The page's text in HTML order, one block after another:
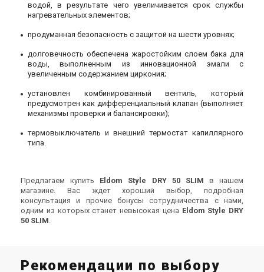
водой, в результате чего увеличивается срок службы
нагревательных элементов;
продуманная безопасность с защитой на шести уровнях;
долговечность обеспечена жаростойким слоем бака для
воды, выполненным из инновационной эмали с
увеличенным содержанием циркония;
установлен комбинированный вентиль, который
предусмотрен как дифференциальный клапан (выполняет
механизмы проверки и балансировки);
термовыключатель и внешний термостат капиллярного
типа.
Предлагаем купить Eldom Style DRY 50 SLIM в нашем
магазине. Вас ждет хороший выбор, подробная
консультация и прочие бонусы сотрудничества с нами,
одним из которых станет невысокая цена Eldom Style DRY
50 SLIM.
Рекомендации по выбору